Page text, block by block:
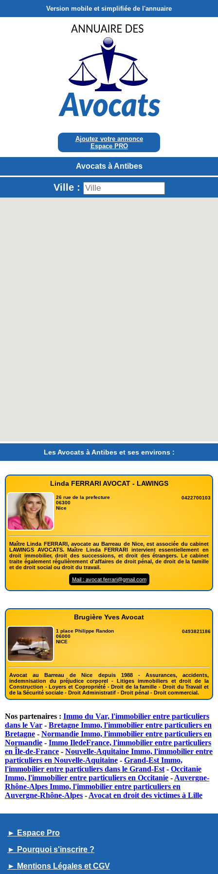
Version mobile et simplifiée de l'annuaire
Ajoutez votre annonce
Espace PRO
Avocats à Antibes
Ville :
Les Avocats à Antibes et ses environs :
Linda FERRARI AVOCAT - LAWINGS
26 rue de la prefecture
06300
Nice
0422700103
Maître Linda FERRARI, avocate au Barreau de Nice, est associée du cabinet
LAWINGS AVOCATS. Maître Linda FERRARI intervient essentiellement en
droit immobilier, droit des successions, et droit des étrangers. Le cabinet
traite également régulièrement d'affaires de droit pénal, de droit de la famille
et de droit social ou droit du travail.
Mail : avocat.ferrari@gmail.com
Brugière Yves Avocat
1 place Philippe Randon
06000
NICE
0493821186
Avocat au Barreau de Nice depuis 1988 - Assurances, accidents,
indemnisation du préjudice corporel - Litiges immobiliers et droit de la
Construction - Loyers et Copropriété - Droit de la famille - Droit du Travail et
de la Sécurité sociale - Droit Administratif - Droit pénal - Droit commercial.
Nos partenaires : Immo du Var, l'immobilier entre particuliers
dans le Var - Bretagne Immo, l'immobilier entre particuliers en
Bretagne - Normandie Immo, l'immobilier entre particuliers en
Normandie - Immo IledeFrance, l'immobilier entre particuliers
en Île-de-France - Nouvelle-Aquitaine Immo, l'immobilier entre
particuliers en Nouvelle-Aquitaine - Grand-Est Immo,
l'immobilier entre particuliers dans le Grand-Est - Occitanie
Immo, l'immobilier entre particuliers en Occitanie - Auvergne-
Rhône-Alpes Immo, l'immobilier entre particuliers en
Auvergne-Rhône-Alpes - Avocat en droit des victimes à Lille
► Espace Pro
► Pourquoi s'inscrire ?
► Mentions Légales et CGV